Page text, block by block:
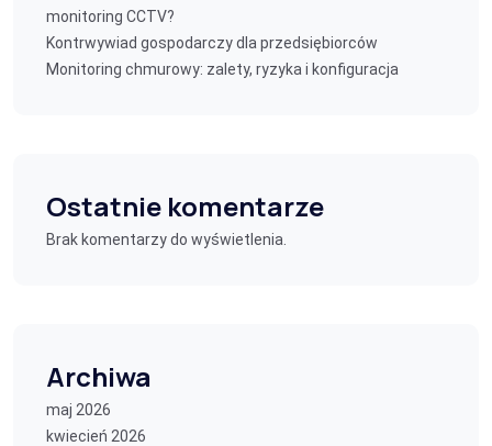
monitoring CCTV?
Kontrwywiad gospodarczy dla przedsiębiorców
Monitoring chmurowy: zalety, ryzyka i konfiguracja
Ostatnie komentarze
Brak komentarzy do wyświetlenia.
Archiwa
maj 2026
kwiecień 2026